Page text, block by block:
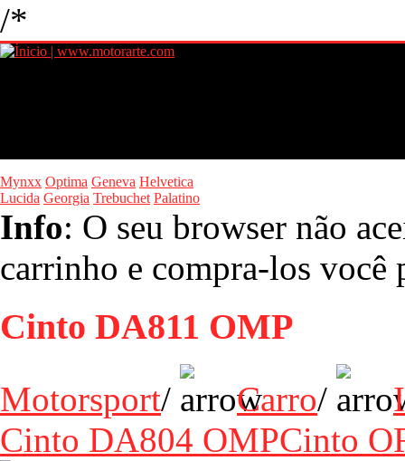
/*
Mynxx Optima Geneva Helvetica
Lucida Georgia Trebuchet Palatino
Info: O seu browser não
carrinho e compra-los você
Cinto DA811 OMP
Motorsport/ Carro/
Cinto DA804 OMPCinto